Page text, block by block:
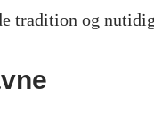
tradition og